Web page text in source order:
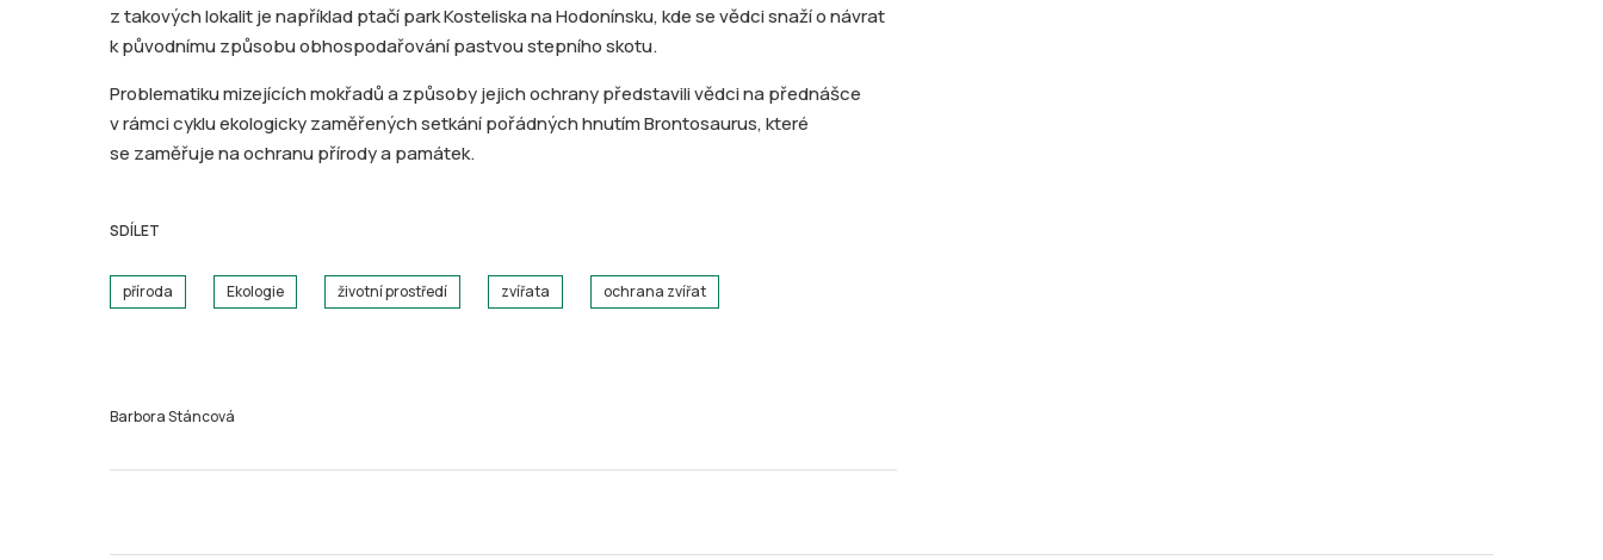
z takových lokalit je například ptačí park Kosteliska na Hodonínsku, kde se vědci snaží o návrat
k původnímu způsobu obhospodařování pastvou stepního skotu.
Problematiku mizejících mokřadů a způsoby jejich ochrany představili vědci na přednášce
v rámci cyklu ekologicky zaměřených setkání pořádných hnutím Brontosaurus, které
se zaměřuje na ochranu přírody a památek.
SDÍLET
příroda Ekologie životní prostředí zvířata ochrana zvířat
Barbora Stáncová